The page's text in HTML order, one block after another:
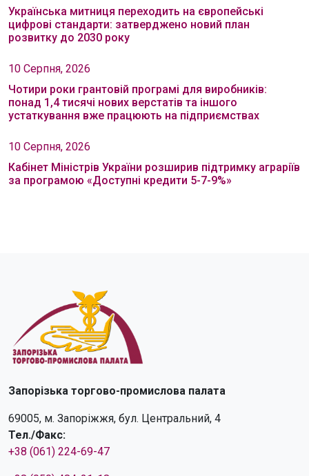
Українська митниця переходить на європейські
цифрові стандарти: затверджено новий план
розвитку до 2030 року
10 Серпня, 2026
Чотири роки грантовій програмі для виробників:
понад 1,4 тисячі нових верстатів та іншого
устаткування вже працюють на підприємствах
10 Серпня, 2026
Кабінет Міністрів України розширив підтримку аграріїв
за програмою «Доступні кредити 5-7-9%»
Запорізька торгово-промислова палата
69005, м. Запоріжжя, бул. Центральний, 4
Тел./Факс:
+38 (061) 224-69-47